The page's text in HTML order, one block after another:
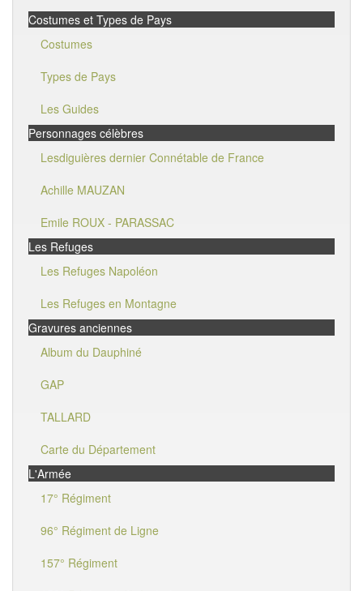
Costumes et Types de Pays
Costumes
Types de Pays
Les Guides
Personnages célèbres
Lesdiguières dernier Connétable de France
Achille MAUZAN
Emile ROUX - PARASSAC
Les Refuges
Les Refuges Napoléon
Les Refuges en Montagne
Gravures anciennes
Album du Dauphiné
GAP
TALLARD
Carte du Département
L'Armée
17° Régiment
96° Régiment de Ligne
157° Régiment